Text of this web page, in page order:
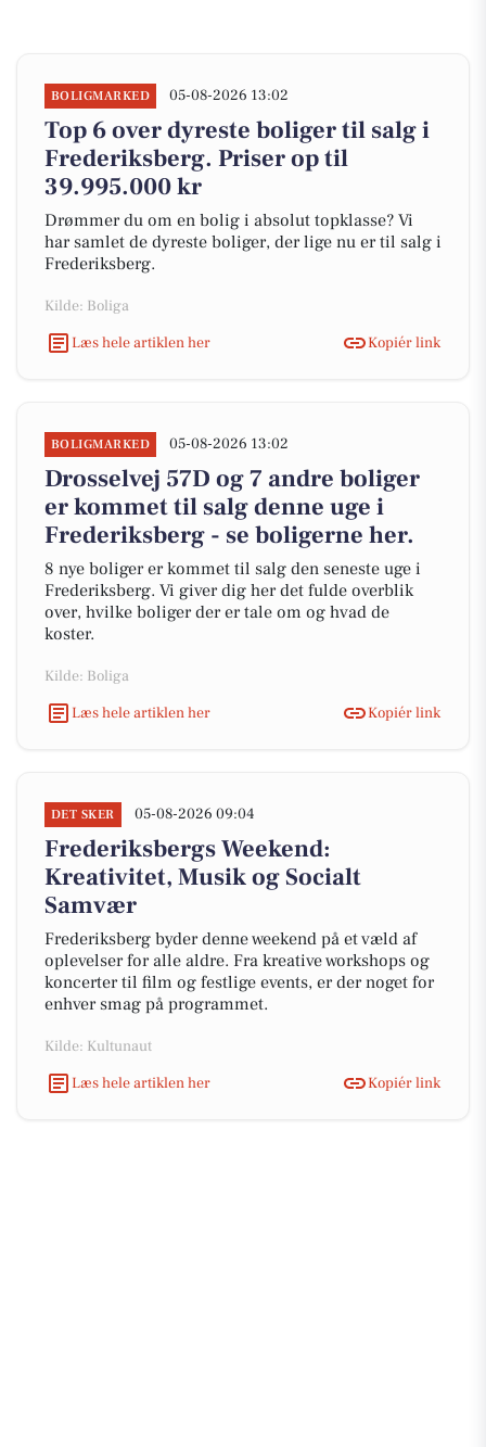
BOLIGMARKED 05-08-2026 13:02
Top 6 over dyreste boliger til salg i
Frederiksberg. Priser op til
39.995.000 kr
Drømmer du om en bolig i absolut topklasse? Vi
har samlet de dyreste boliger, der lige nu er til salg i
Frederiksberg.
Kilde: Boliga
Læs hele artiklen her
Kopiér link
BOLIGMARKED 05-08-2026 13:02
Drosselvej 57D og 7 andre boliger
er kommet til salg denne uge i
Frederiksberg - se boligerne her.
8 nye boliger er kommet til salg den seneste uge i
Frederiksberg. Vi giver dig her det fulde overblik
over, hvilke boliger der er tale om og hvad de
koster.
Kilde: Boliga
Læs hele artiklen her
Kopiér link
DET SKER 05-08-2026 09:04
Frederiksbergs Weekend:
Kreativitet, Musik og Socialt
Samvær
Frederiksberg byder denne weekend på et væld af
oplevelser for alle aldre. Fra kreative workshops og
koncerter til film og festlige events, er der noget for
enhver smag på programmet.
Kilde: Kultunaut
Læs hele artiklen her
Kopiér link